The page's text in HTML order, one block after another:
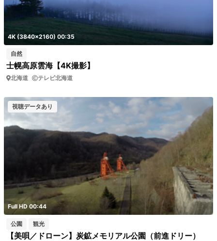
4K (3840x2160) 00:35
自然
士幌高原雲海【4K撮影】
北海道 テレビ北海道
視聴データあり
Full HD 00:44
公園 観光
【美唄／ドローン】炭鉱メモリアル公園（前進ドリー）